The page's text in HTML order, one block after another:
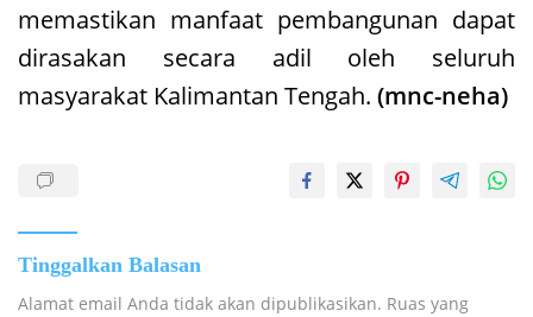
memastikan manfaat pembangunan dapat
dirasakan secara adil oleh seluruh
masyarakat Kalimantan Tengah. (mnc-neha)
Tinggalkan Balasan
Alamat email Anda tidak akan dipublikasikan. Ruas yang